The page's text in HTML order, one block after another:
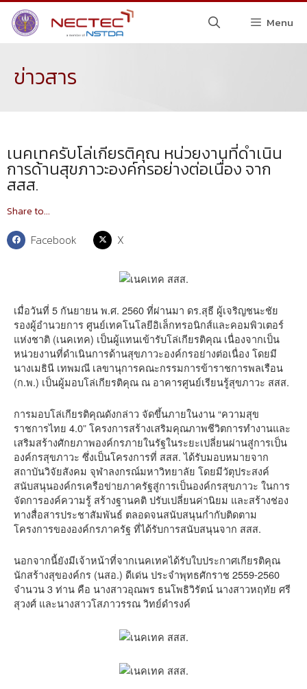
Menu
ข่าวสาร
เนคเทครับโล่เกียรติคุณ หน่วยงานที่ดำเนิน
การด้านสุขภาวะองค์กรอย่างต่อเนื่อง จาก
สสส.
Share to...
Facebook X
เมื่อวันที่ 5 กันยายน พ.ศ. 2560 ที่ผ่านมา ดร.สุธี ผู้เจริญชนะชัย
รองผู้อำนวยการ ศูนย์เทคโนโลยีอิเล็กทรอนิกส์และคอมพิวเตอร์
แห่งชาติ (เนคเทค) เป็นผู้แทนเข้ารับโล่เกียรติคุณ เนื่องจากเป็น
หน่วยงานที่ดำเนินการด้านสุขภาวะองค์กรอย่างต่อเนื่อง โดยมี
นางเมธินี เทพมณี เลขานุการคณะกรรมการข้าราชการพลเรือน
(ก.พ.) เป็นผู้มอบโล่เกียรติคุณ ณ อาคารศูนย์เรียนรู้สุขภาวะ สสส.
การมอบโล่เกียรติคุณดังกล่าว จัดขึ้นภายในงาน “ความสุข
ราชการไทย 4.0” โครงการสร้างเสริมคุณภาพชีวิตการทำงานและ
เสริมสร้างศักยภาพองค์กรภายในรัฐในระยะเปลี่ยนผ่านสู่การเป็น
องค์กรสุขภาวะ ซึ่งเป็นโครงการที่ สสส. ได้รับมอบหมายจาก
สถาบันวิจัยสังคม จุฬาลงกรณ์มหาวิทยาลัย โดยมีวัตุประสงค์
สนับสนุนองค์กรเครือข่ายภาครัฐสู่การเป็นองค์กรสุขภาวะ ในการ
จัดการองค์ความรู้ สร้างฐานคติ ปรับเปลี่ยนค่านิยม และสร้างช่อง
ทางสื่อสารประชาสัมพันธ์ ตลอดจนสนับสนุนกำกับติดตาม
โครงการขององค์กรภาครัฐ ที่ได้รับการสนับสนุนจาก สสส.
นอกจากนี้ยังมีเจ้าหน้าที่จากเนคเทคได้รับใบประกาศเกียรติคุณ
นักสร้างสุของค์กร (นสอ.) ดีเด่น ประจำพุทธศักราช 2559-2560
จำนวน 3 ท่าน คือ นางสาวอุณพร ธนโพธิวิรัตน์ นางสาวหฤทัย ศรี
สุวงศ์ และนางสาวโสภาวรรณ วิทย์ดำรงค์